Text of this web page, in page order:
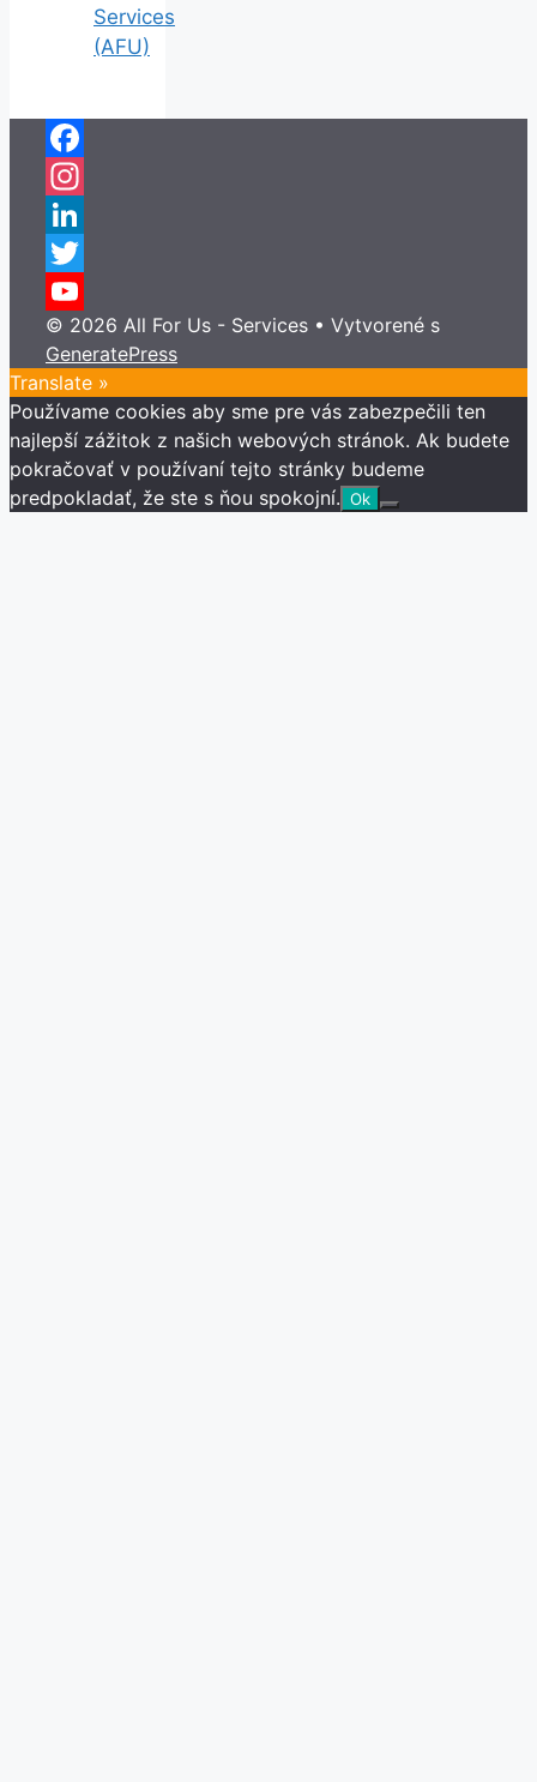
Services
(AFU)
Facebook
Instagram
LinkedIn
Twitter
YouTube
Channel
© 2026 All For Us - Services • Vytvorené s
GeneratePress
Translate »
Používame cookies aby sme pre vás zabezpečili ten
najlepší zážitok z našich webových stránok. Ak budete
pokračovať v používaní tejto stránky budeme
predpokladať, že ste s ňou spokojní. Ok